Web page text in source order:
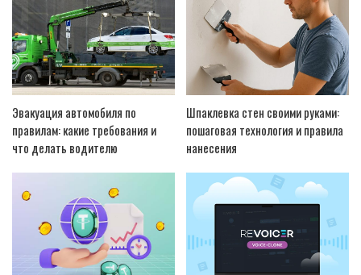
Эвакуация автомобиля по
правилам: какие требования и
что делать водителю
Шпаклевка стен своими руками:
пошаговая технология и правила
нанесения